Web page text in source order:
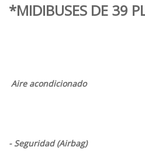
*MIDIBUSES DE 39
Aire acondicionado
- Seguridad (Airbag)